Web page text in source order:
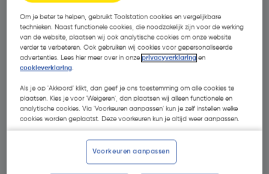
- 30 %
€ 20,64
| Excl. btw € 11,93
Om je beter te helpen, gebruikt Toolstation cookies en vergelijkbare
technieken. Naast functionele cookies, die noodzakelijk zijn voor de werking
van de website, plaatsen wij ook analytische cookies om onze website
verder te verbeteren. Ook gebruiken wij cookies voor gepersonaliseerde
advertenties. Lees hier meer over in onzeprivacyverklaring en
cookieverklaring.
Als je op 'Akkoord' klikt, dan geef je ons toestemming om alle cookies te
plaatsen. Kies je voor 'Weigeren', dan plaatsen wij alleen functionele en
analytische cookies. Via 'Voorkeuren aanpassen' kun je zelf instellen welke
cookies worden geplaatst. Deze voorkeuren kun je altijd weer aanpassen.
Voorkeuren aanpassen